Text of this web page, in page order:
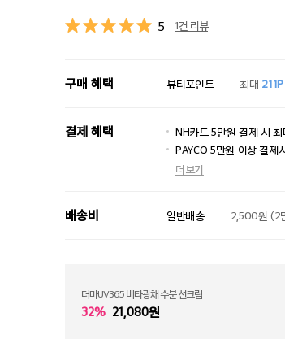
5 1건 리뷰
구매 혜택 뷰티포인트 최대 211P
결제 혜택
NH카드 5만원 결제 시
PAYCO 5만원 이상 결제
더보기
배송비 일반배송 2,500원 (2
더마UV365 비타광채 수분 선크림
32% 21,080원